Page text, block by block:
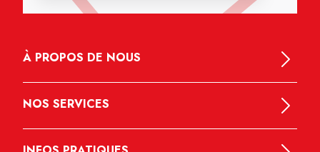
À PROPOS DE NOUS
NOS SERVICES